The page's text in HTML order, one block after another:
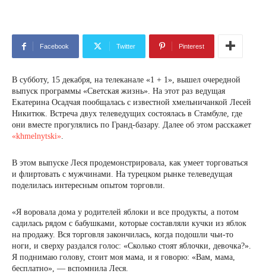
Facebook Twitter Pinterest
В субботу, 15 декабря, на телеканале «1 + 1», вышел очередной
выпуск программы «Светская жизнь». На этот раз ведущая
Екатерина Осадчая пообщалась с известной хмельничанкой Лесей
Никитюк. Встреча двух телеведущих состоялась в Стамбуле, где
они вместе прогулялись по Гранд-базару. Далее об этом расскажет
«khmelnytski».
В этом выпуске Леся продемонстрировала, как умеет торговаться
и флиртовать с мужчинами. На турецком рынке телеведущая
поделилась интересным опытом торговли.
«Я воровала дома у родителей яблоки и все продукты, а потом
садилась рядом с бабушками, которые составляли кучки из яблок
на продажу. Вся торговля закончилась, когда подошли чьи-то
ноги, и сверху раздался голос: «Сколько стоят яблочки, девочка?».
Я поднимаю голову, стоит моя мама, и я говорю: «Вам, мама,
бесплатно», — вспомнила Леся.